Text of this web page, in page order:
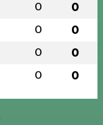
0 0
0 0
0 0
0 0